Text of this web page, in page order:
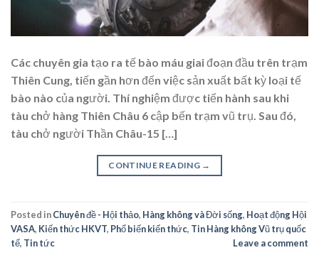
Các chuyên gia tạo ra tế bào máu giai đoạn đầu trên trạm
Thiên Cung, tiến gần hơn đến việc sản xuất bất kỳ loại tế
bào nào của người. Thí nghiệm được tiến hành sau khi
tàu chở hàng Thiên Châu 6 cập bến trạm vũ trụ. Sau đó,
tàu chở người Thần Châu-15 […]
CONTINUE READING →
Posted inChuyên đề - Hội thảo, Hàng không và Đời sống, Hoạt động Hội
VASA, Kiến thức HKVT, Phổ biến kiến thức, Tin Hàng không Vũ trụ quốc
tế, Tin tức Leave a comment